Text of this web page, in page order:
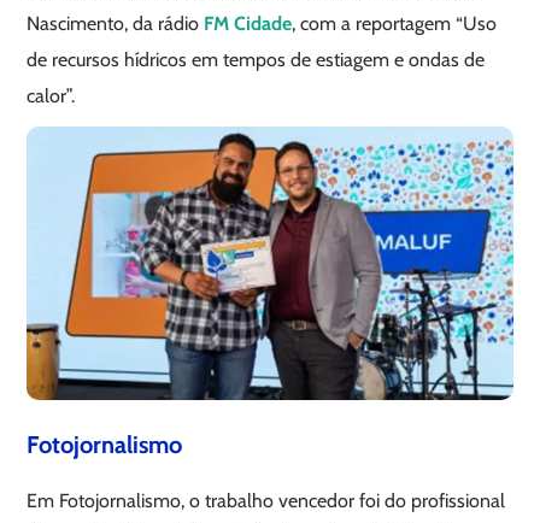
Nascimento, da rádio FM Cidade, com a reportagem “Uso
de recursos hídricos em tempos de estiagem e ondas de
calor”.
Fotojornalismo
Em Fotojornalismo, o trabalho vencedor foi do profissional